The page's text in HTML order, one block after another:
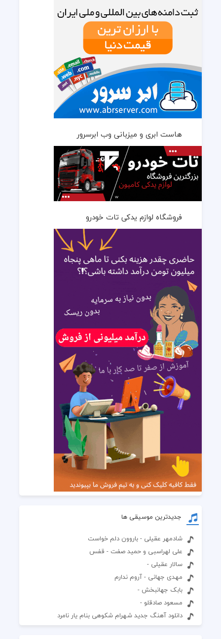
هاست ابری و میزبانی وب ابرسرور
فروشگاه لوازم یدکی تات خودرو
جدیدترین موسیقی ها
شادمهر عقیلی - باروون دلم خواست
علی لهراسبی و حمید صفت - قفس
سالار عقیلی -
مهدی جهانی - آروم ندارم
بابک جهانبخش -
مسعود صادقلو -
دانلود آهنگ جدید شهرام شکوهی بنام یار نامرد